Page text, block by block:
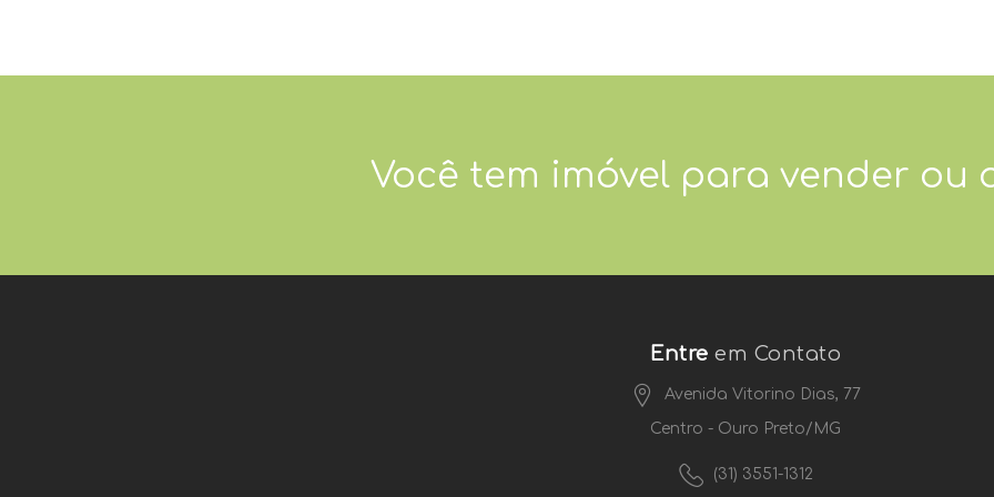
Você tem imóvel para vender ou
Entre em Contato
Avenida Vitorino Dias, 77
Centro - Ouro Preto/MG
(31) 3551-1312